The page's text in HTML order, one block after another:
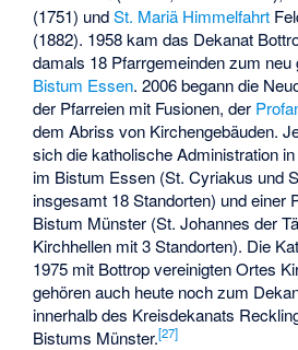
(1751) undSt. Mariä Himmelfahrt
(1882). 1958 kam das Dekanat
damals 18 Pfarrgemeinden zum neu
Bistum Essen. 2006 begann die
der Pfarreien mit Fusionen, der
dem Abriss von Kirchengebäuden.
sich die katholische Administration
im Bistum Essen (St. Cyriakus und
insgesamt 18 Standorten) und einer
Bistum Münster (St. Johannes der
Kirchhellen mit 3 Standorten). Die
1975 mit Bottrop vereinigten Ortes
gehören auch heute noch zum
innerhalb des Kreisdekanats
Bistums Münster.[27]